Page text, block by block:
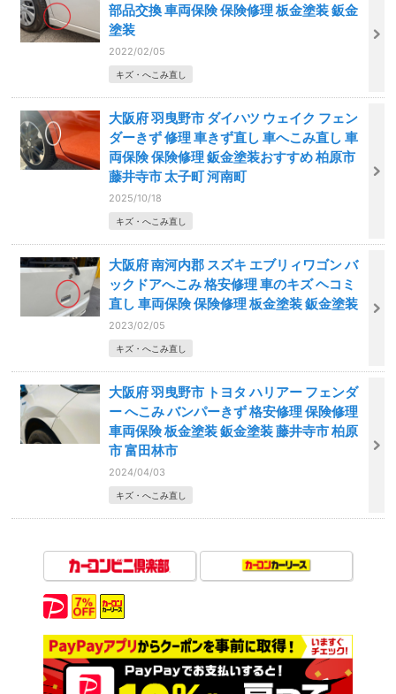
部品交換 車両保険 保険修理 板金塗装 鈑金
塗装
2022/02/05
キズ・へこみ直し
大阪府 羽曳野市 ダイハツ ウェイク フェン
ダーきず 修理 車きず直し 車へこみ直し 車
両保険 保険修理 鈑金塗装おすすめ 柏原市
藤井寺市 太子町 河南町
2025/10/18
キズ・へこみ直し
大阪府 南河内郡 スズキ エブリィワゴン バ
ックドアへこみ 格安修理 車のキズ ヘコミ
直し 車両保険 保険修理 板金塗装 鈑金塗装
2023/02/05
キズ・へこみ直し
大阪府 羽曳野市 トヨタ ハリアー フェンダ
ー へこみ バンパーきず 格安修理 保険修理
車両保険 板金塗装 鈑金塗装 藤井寺市 柏原
市 富田林市
2024/04/03
キズ・へこみ直し